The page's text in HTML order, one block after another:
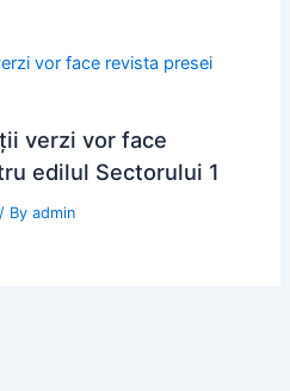
verzi vor face
edilul Sectorului 1
/ Byadmin